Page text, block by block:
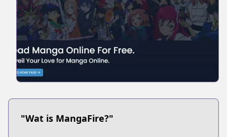
"Wat is MangaFire?"